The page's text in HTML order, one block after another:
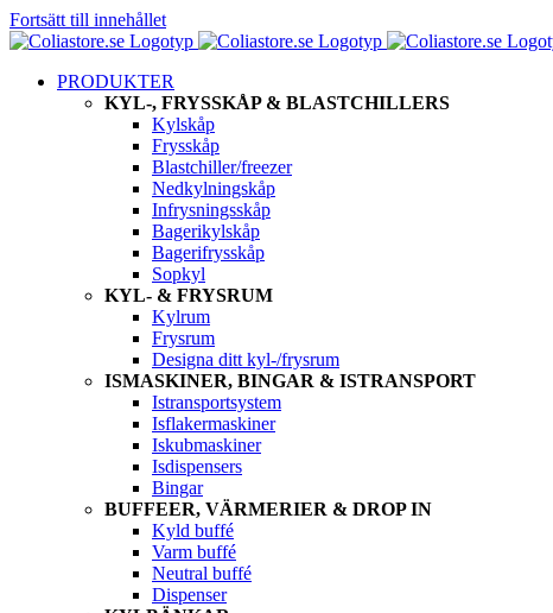
Fortsätt till innehållet
PRODUKTER
KYL-, FRYSSKÅP & BLASTCHILLERS
Kylskåp
Frysskåp
Blastchiller/freezer
Nedkylningskåp
Infrysningsskåp
Bagerikylskåp
Bagerifrysskåp
Sopkyl
KYL- & FRYSRUM
Kylrum
Frysrum
Designa ditt kyl-/frysrum
ISMASKINER, BINGAR & ISTRANSPORT
Istransportsystem
Isflakermaskiner
Iskubmaskiner
Isdispensers
Bingar
BUFFEER, VÄRMERIER & DROP IN
Kyld buffé
Varm buffé
Neutral buffé
Dispenser